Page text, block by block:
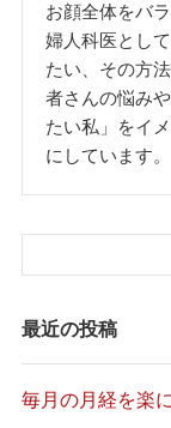
お顔全体をバ
婦人科医とし
たい、その方
者さんの悩み
たい私」をイ
にしています。
最近の投稿
毎月の月経を楽